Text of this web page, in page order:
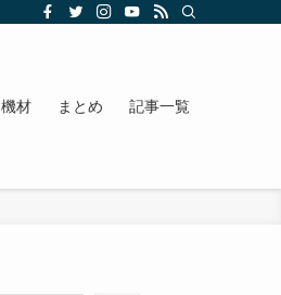
機材 まとめ 記事一覧